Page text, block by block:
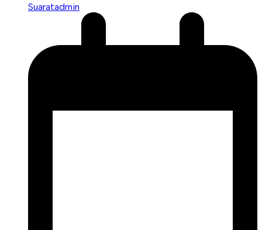
Suaratadmin